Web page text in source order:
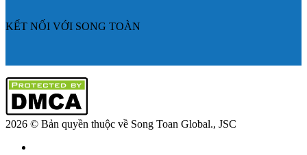
KẾT NỐI VỚI SONG TOÀN
2026 © Bản quyền thuộc về Song Toan Global., JSC